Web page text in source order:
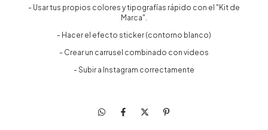
- Usar tus propios colores y tipografías rápido con el "Kit de
Marca".
- Hacer el efecto sticker (contorno blanco)
- Crear un carrusel combinado con videos
- Subir a Instagram correctamente